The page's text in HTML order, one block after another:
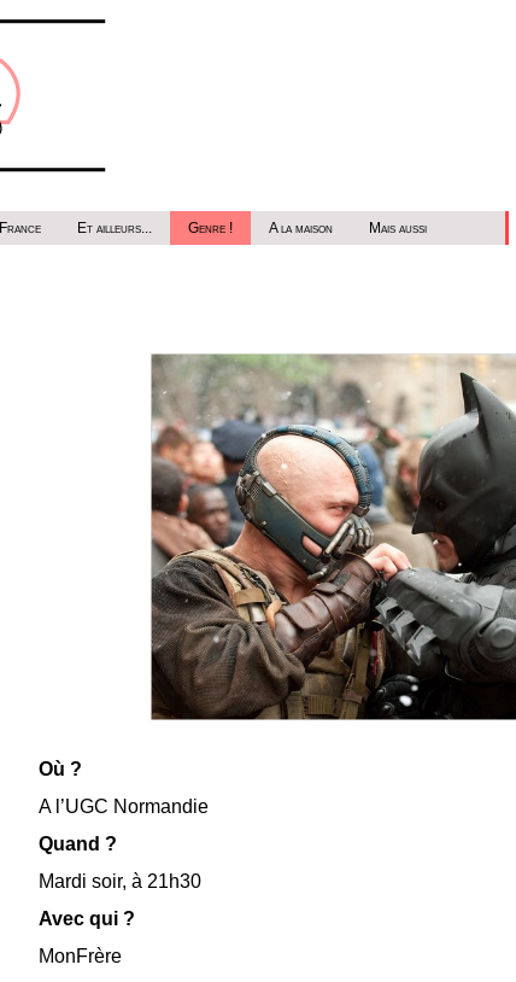
France Et ailleurs... Genre ! A la maison Mais aussi
Où ?
A l’UGC Normandie
Quand ?
Mardi soir, à 21h30
Avec qui ?
MonFrère